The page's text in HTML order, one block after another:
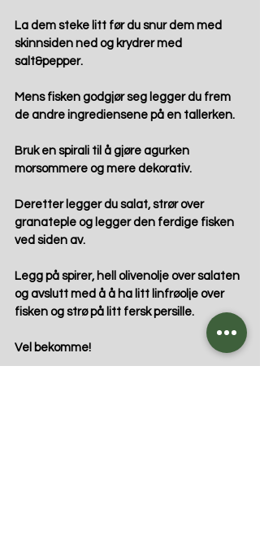
La dem steke litt før du snur dem med
skinnsiden ned og krydrer med
salt&pepper.
Mens fisken godgjør seg legger du frem
de andre ingrediensene på en tallerken.
Bruk en spirali til å gjøre agurken
morsommere og mere dekorativ.
Deretter legger du salat, strør over
granateple og legger den ferdige fisken
ved siden av.
Legg på spirer, hell olivenolje over salaten
og avslutt med å å ha litt linfrøolje over
fisken og strø på litt fersk persille.
Vel bekomme!